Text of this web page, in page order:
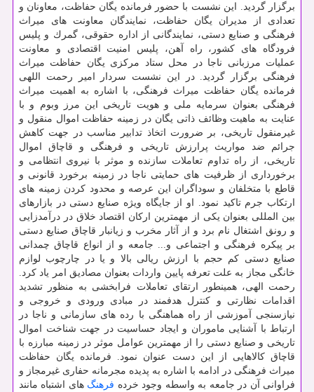
برگزار گردید. این نشست با حضور فرمانده یگان حفاظت، معاونان و
تعدادی از مدیران یگان حفاظت، نمایندگان معاونت های میراث
فرهنگی و صنایع دستی، نمایندگانی از اداره حقوقی، گمرك و پلیس
فرودگاه های كشور، راه آهن، پلیس امنیت اقتصادی و معاونت
عملیات مرزبانی ناجا در محل ستاد مركزی یگان حفاظت میراث
فرهنگی برگزار گردید. در این نشست سردار امیر رحمت اللهی
فرمانده یگان حفاظت میراث فرهنگی، با اشاره به اهمیت میراث
فرهنگی بعنوان سرمایه ملی و هویت تاریخی این مرز وبوم و با
عنایت به ماهیت وظائف ذاتی یگان در زمینه حفاظت اموال منقول و
غیرمنقول تاریخی، بر ضرورت اتخاذ تدابیر مناسب در جهت كاهش
جرائم ضد مواریث پرارزش تاریخی و فرهنگی و قاچاق اموال
تاریخی، از راه تداوم تعاملات سازنده و موثر با نیروی انتظامی و
برخورداری از ظرفیت های حمایتی ناجا در زمینه برخورد قانونی و
قاطع با متخلفان و سوداگران این عرصه و محدود كردن زمینه های
ارتكاب جرم تاكید نمود. او از جایگاه ویژه صنایع دستی در بازارهای
بین المللی بعنوان یكی از مهمترین اركان اقتصاد خلاق در درآمدزایی
و رونق اشتغال نام برد و از آثار مخرب و زیانبار قاچاق صنایع دستی
بر پیكره فرهنگی و اجتماعی و... جامعه و از انواع قاچاق چمدانی
صنایع دستی كم حجم با ارزش ریالی بالا و یا در چارچوب لوازم
خانگی مجاز به علت تعرفه پایین واردات بعنوان مصادیق امر یاد كرد.
رحمت الهی، همینطور ارتقای تعاملات فرابخشی به منظور تشدید
اقدامات نظارتی و كنترل هدفمند در مبادی ورودی و خروجی و
نیازسنجی آموزشی از راه هماهنگی با رده های سازمانی و ناجا در
ارتباط با آشنایی ماموران و ایجاد حساسیت در جهت شناخت اموال
تاریخی و صنایع دستی را از مهمترین عوامل موثر در زمینه مبارزه با
قاچاق كالاهایی از این دست عنوان نمود. فرمانده یگان حفاظت
میراث فرهنگی در ادامه با اشاره به پدیده مجرمانه حفاری غیرمجاز و
فراوانی آن در جامعه به واسطه وجود خرده فرهنگ های اشتباه مانند